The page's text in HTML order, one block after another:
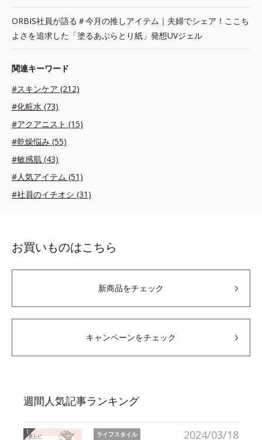
ORBIS社員が語る＃今月の推しアイテム｜夫婦でシェア！ここち
よさを追求した「塗るあぶらとり紙」発想UVジェル
関連キーワード
#スキンケア (212)
#化粧水 (73)
#アクアニスト (15)
#乾燥悩み (55)
#敏感肌 (43)
#人気アイテム (51)
#社員のイチオシ (31)
お買いものはこちら
新商品をチェック
キャンペーンをチェック
週間人気記事ランキング
2024/03/18
ライフスタイル